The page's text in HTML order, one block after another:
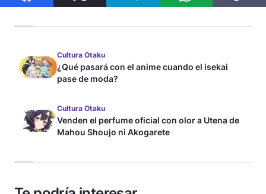
Cultura Otaku
¿Qué pasará con el anime cuando el isekai
pase de moda?
Cultura Otaku
Venden el perfume oficial con olor a Utena de
Mahou Shoujo ni Akogarete